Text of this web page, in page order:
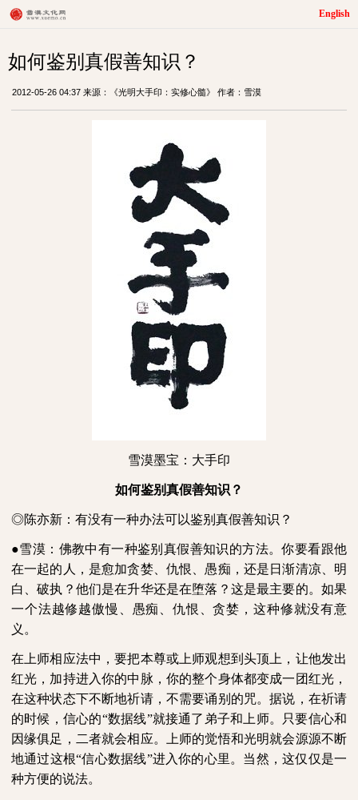
English
如何鉴别真假善知识？
2012-05-26 04:37 来源：《光明大手印：实修心髓》 作者：雪漠
雪漠墨宝：大手印
如何鉴别真假善知识？
◎陈亦新：有没有一种办法可以鉴别真假善知识？
●雪漠：佛教中有一种鉴别真假善知识的方法。你要看跟他
在一起的人，是愈加贪婪、仇恨、愚痴，还是日渐清凉、明
白、破执？他们是在升华还是在堕落？这是最主要的。如果
一个法越修越傲慢、愚痴、仇恨、贪婪，这种修就没有意
义。
在上师相应法中，要把本尊或上师观想到头顶上，让他发出
红光，加持进入你的中脉，你的整个身体都变成一团红光，
在这种状态下不断地祈请，不需要诵别的咒。据说，在祈请
的时候，信心的“数据线”就接通了弟子和上师。只要信心和
因缘俱足，二者就会相应。上师的觉悟和光明就会源源不断
地通过这根“信心数据线”进入你的心里。当然，这仅仅是一
种方便的说法。